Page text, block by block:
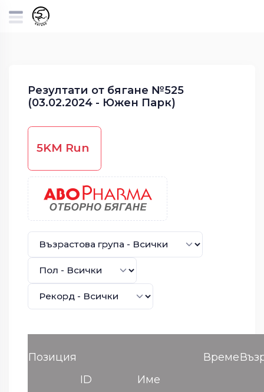
Резултати от бягане №525
(03.02.2024 - Южен Парк)
5KM Run
Позиция
ID
Име
Време